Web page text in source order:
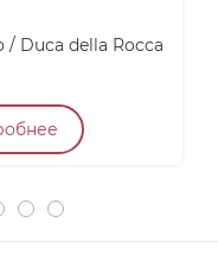
Duca della Rocca